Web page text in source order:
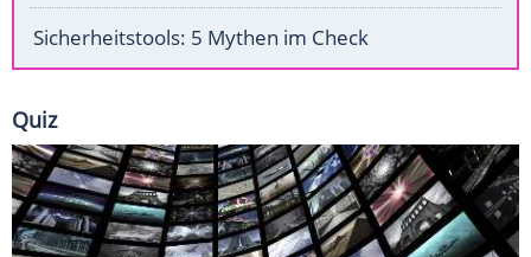
Sicherheitstools: 5 Mythen im Check
Quiz